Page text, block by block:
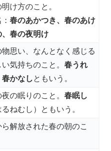
け方のこと。
春のあかつき、春のあけ
、春の夜明け
物思い、なんとなく感じる
気持ちのこと。 春うれ
春かなし ともいう。
の眠りのこと。 春眠し
るねむし）ともいう。
ら解放された春の朝のこ